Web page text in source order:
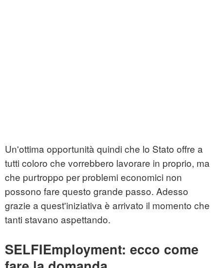
Un'ottima opportunità quindi che lo Stato offre a
tutti coloro che vorrebbero lavorare in proprio, ma
che purtroppo per problemi economici non
possono fare questo grande passo. Adesso
grazie a quest'iniziativa è arrivato il momento che
tanti stavano aspettando.
SELFIEmployment: ecco come